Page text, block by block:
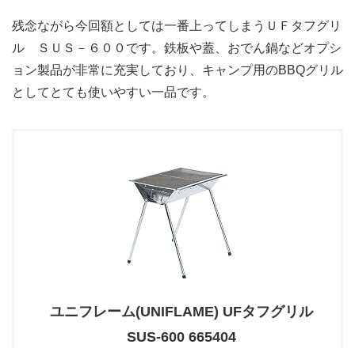
残念ながら今回額としては一番上ってしまうＵＦタフグリ
ル ＳＵＳ－６００です。鉄板や蓋、おでん鍋などオプシ
ョン製品が非常に充実しており、キャンプ用のBBQグリル
としてとても使いやすい一品です。
ユニフレーム(UNIFLAME) UFタフグリル
SUS-600 665404